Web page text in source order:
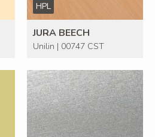
HPL
JURA BEECH
Unilin | 00747 CST